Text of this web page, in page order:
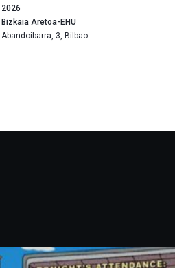
año
más,
Bilbao
la
Plaza
2026
Bizkaia Aretoa-EHU
Abandoibarra, 3, Bilbao